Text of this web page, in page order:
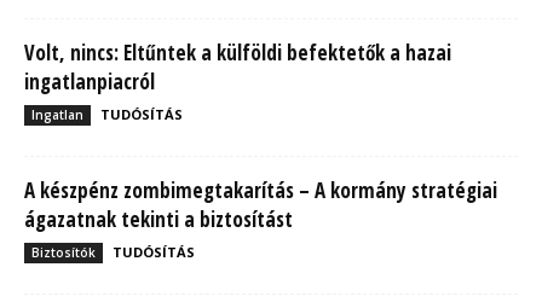
Volt, nincs: Eltűntek a külföldi befektetők a hazai
ingatlanpiacról
Ingatlan TUDÓSÍTÁS
A készpénz zombimegtakarítás – A kormány stratégiai
ágazatnak tekinti a biztosítást
Biztosítók TUDÓSÍTÁS